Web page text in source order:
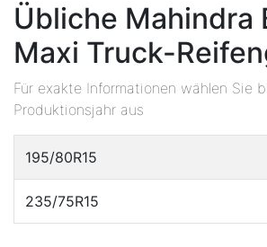
Übliche Mahindra
Maxi Truck-
Für exakte Informationen wählen Sie
Produktionsjahr aus
195/80R15
235/75R15